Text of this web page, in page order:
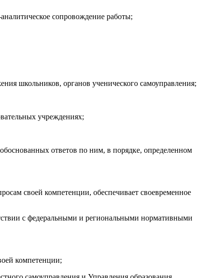
сопровождение работы;
школьников, органов ученического самоуправления;
учреждениях;
ответов по ним, в порядке, определенном
своей компетенции, обеспечивает своевременное
с федеральными и региональными нормативными
компетенции;